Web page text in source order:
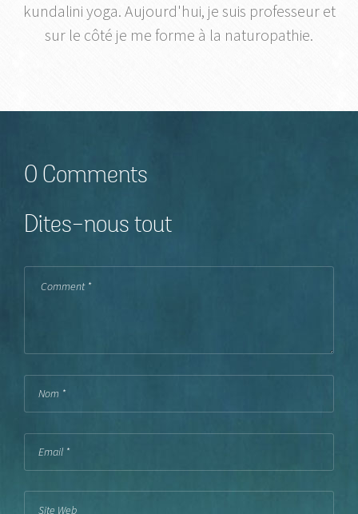
kundalini yoga. Aujourd'hui, je suis professeur et
sur le côté je me forme à la naturopathie.
0 Comments
Dites-nous tout